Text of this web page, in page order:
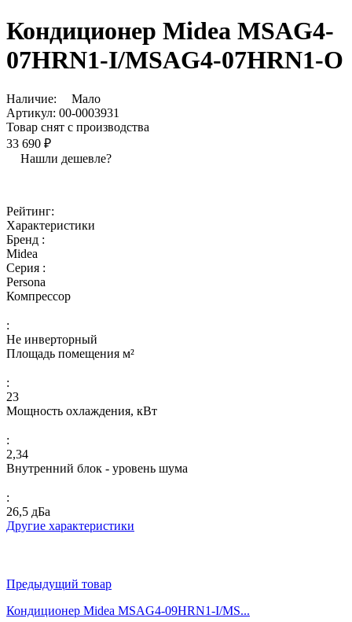
Кондиционер Midea MSAG4-
07HRN1-I/MSAG4-07HRN1-O
Наличие:
Мало
Артикул: 00-0003931
Товар снят с производства
33 690 ₽
Нашли дешевле?
Рейтинг:
Характеристики
Бренд :
Midea
Серия :
Persona
Компрессор
:
Не инверторный
Площадь помещения м²
:
23
Мощность охлаждения, кВт
:
2,34
Внутренний блок - уровень шума
:
26,5 дБа
Другие характеристики
Предыдущий товар
Кондиционер Midea MSAG4-09HRN1-I/MS...